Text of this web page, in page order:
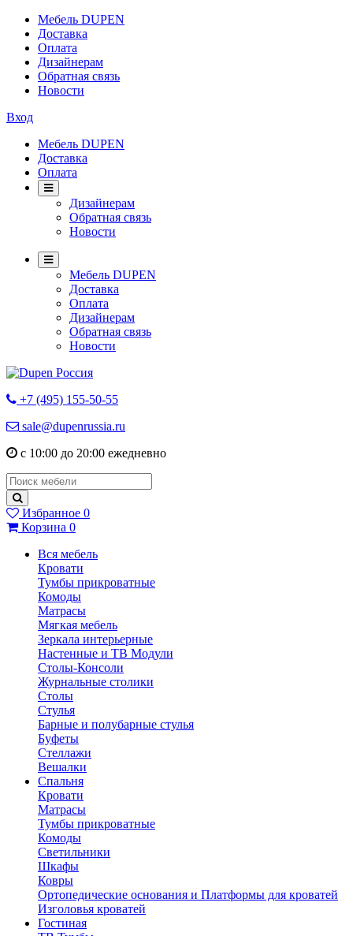
Мебель DUPEN
Доставка
Оплата
Дизайнерам
Обратная связь
Новости
Вход
Мебель DUPEN
Доставка
Оплата
Дизайнерам
Обратная связь
Новости
Мебель DUPEN
Доставка
Оплата
Дизайнерам
Обратная связь
Новости
+7 (495) 155-50-55
sale@dupenrussia.ru
с 10:00 до 20:00 ежедневно
Избранное 0
Корзина 0
Вся мебель
Кровати
Тумбы прикроватные
Комоды
Матрасы
Мягкая мебель
Зеркала интерьерные
Настенные и ТВ Модули
Столы-Консоли
Журнальные столики
Столы
Стулья
Барные и полубарные стулья
Буфеты
Стеллажи
Вешалки
Cпальня
Кровати
Матрасы
Тумбы прикроватные
Комоды
Светильники
Шкафы
Ковры
Ортопедические основания и Платформы для кроватей
Изголовья кроватей
Гостиная